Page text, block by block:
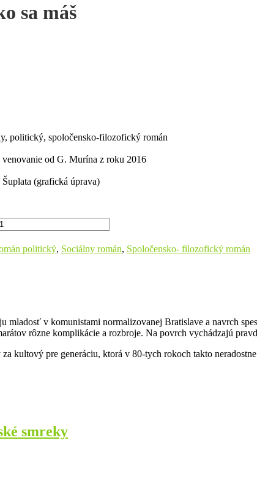
sa máš
politický, spoločensko-filozofický román
od G. Murína z roku 2016
(grafická úprava)
politický, Sociálny román, Spoločensko- filozofický román
mladosť v komunistami normalizovanej Bratislave a navrch
rôzne komplikácie a rozbroje. Na povrch vychádzajú
kultový pre generáciu, ktorá v 80-tych rokoch takto
smreky